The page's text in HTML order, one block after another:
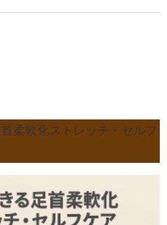
柔軟化ストレッチ・セルフ